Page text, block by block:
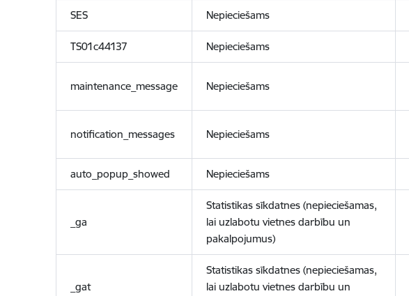
SES Nepieciešams
TS01c44137 Nepieciešams
maintenance_message Nepieciešams
notification_messages Nepieciešams
auto_popup_showed Nepieciešams
_ga
Statistikas sīkdatnes (nepieciešamas,
lai uzlabotu vietnes darbību un
pakalpojumus)
_gat
Statistikas sīkdatnes (nepieciešamas,
lai uzlabotu vietnes darbību un